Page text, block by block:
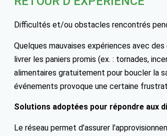
Difficultés et/ou obstacles rencontrés
Quelques mauvaises expériences avec
livrer les paniers promis (ex. : tornades,
alimentaires gratuitement pour boucler la
événements provoque une certaine
Solutions adoptées pour répondre aux
Le réseau permet d’assurer